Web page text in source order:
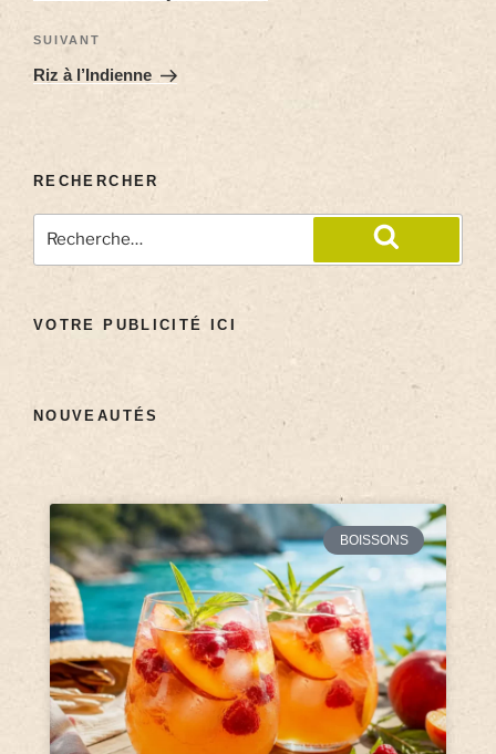
SUIVANT
Riz à l’Indienne
RECHERCHER
VOTRE PUBLICITÉ ICI
NOUVEAUTÉS
BOISSONS